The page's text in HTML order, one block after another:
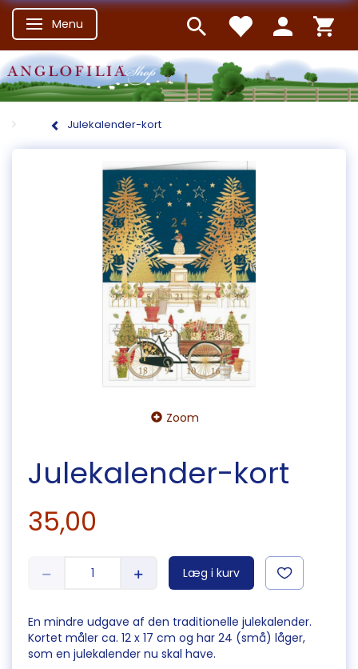
Skifte navigation
Menu
Julekalender-kort
Zoom
Julekalender-kort
35,00
Læg i kurv
En mindre udgave af den traditionelle julekalender.
Kortet måler ca. 12 x 17 cm og har 24 (små) låger,
som en julekalender nu skal have.